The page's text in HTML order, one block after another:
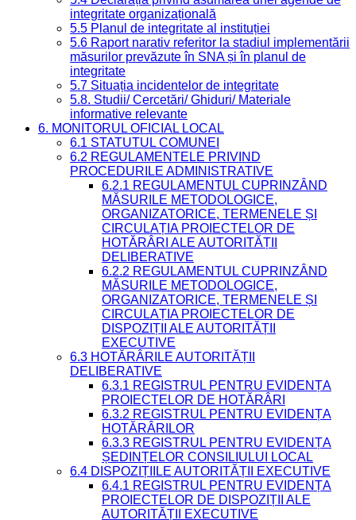
integritate organizațională
5.5 Planul de integritate al instituției
5.6 Raport narativ referitor la stadiul implementării
măsurilor prevăzute în SNA și în planul de
integritate
5.7 Situația incidentelor de integritate
5.8. Studii/ Cercetări/ Ghiduri/ Materiale
informative relevante
6. MONITORUL OFICIAL LOCAL
6.1 STATUTUL COMUNEI
6.2 REGULAMENTELE PRIVIND
PROCEDURILE ADMINISTRATIVE
6.2.1 REGULAMENTUL CUPRINZÂND
MĂSURILE METODOLOGICE,
ORGANIZATORICE, TERMENELE ȘI
CIRCULAȚIA PROIECTELOR DE
HOTĂRÂRI ALE AUTORITĂȚII
DELIBERATIVE
6.2.2 REGULAMENTUL CUPRINZÂND
MĂSURILE METODOLOGICE,
ORGANIZATORICE, TERMENELE ȘI
CIRCULAȚIA PROIECTELOR DE
DISPOZIȚII ALE AUTORITĂȚII
EXECUTIVE
6.3 HOTĂRÂRILE AUTORITĂȚII
DELIBERATIVE
6.3.1 REGISTRUL PENTRU EVIDENȚA
PROIECTELOR DE HOTĂRÂRI
6.3.2 REGISTRUL PENTRU EVIDENȚA
HOTĂRÂRILOR
6.3.3 REGISTRUL PENTRU EVIDENȚA
ȘEDINȚELOR CONSILIULUI LOCAL
6.4 DISPOZIȚIILE AUTORITĂȚII EXECUTIVE
6.4.1 REGISTRUL PENTRU EVIDENȚA
PROIECTELOR DE DISPOZIȚII ALE
AUTORITĂȚII EXECUTIVE